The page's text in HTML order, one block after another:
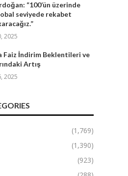
“100’ün üzerinde
seviyede rekabet
2025
Faiz İndirim Beklentileri ve
Artış
2025
(1,769)
(1,390)
(923)